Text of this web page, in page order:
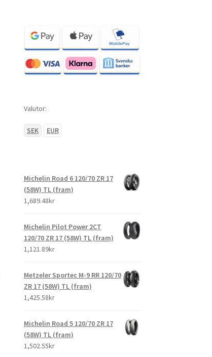
Valutor:
SEK EUR
Michelin Road 6 120/70 ZR 17
(58W) TL (fram)
1,689.48kr
Michelin Pilot Power 2CT
120/70 ZR 17 (58W) TL (fram)
1,121.89kr
Metzeler Sportec M-9 RR 120/70
ZR 17 (58W) TL (fram)
1,425.58kr
Michelin Road 5 120/70 ZR 17
(58W) TL (fram)
1,502.55kr